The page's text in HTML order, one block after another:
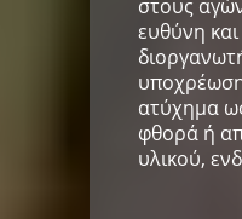
στους
ευθύνη
ατύχημα
φθορά ή
υλικού,